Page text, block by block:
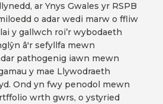
ar Ynys Gwales yr RSPB
o adar wedi marw o ffliw
y gallwch roi’r wybodaeth
â'r sefyllfa mewn
pathogenig iawn mewn
y mae Llywodraeth
Ond yn fwy penodol mewn
wrth gwrs, o ystyried